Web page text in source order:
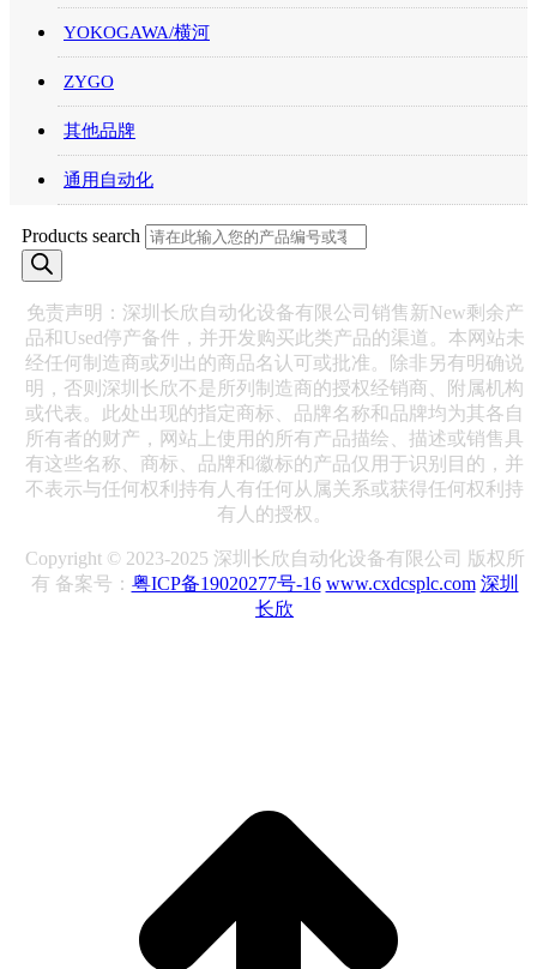
YOKOGAWA/横河
ZYGO
其他品牌
通用自动化
Products search
免责声明：深圳长欣自动化设备有限公司销售新New剩余产
品和Used停产备件，并开发购买此类产品的渠道。本网站未
经任何制造商或列出的商品名认可或批准。除非另有明确说
明，否则深圳长欣不是所列制造商的授权经销商、附属机构
或代表。此处出现的指定商标、品牌名称和品牌均为其各自
所有者的财产，网站上使用的所有产品描绘、描述或销售具
有这些名称、商标、品牌和徽标的产品仅用于识别目的，并
不表示与任何权利持有人有任何从属关系或获得任何权利持
有人的授权。
Copyright © 2023-2025 深圳长欣自动化设备有限公司 版权所
有 备案号： 粤ICP备19020277号-16 www.cxdcsplc.com 深圳
长欣